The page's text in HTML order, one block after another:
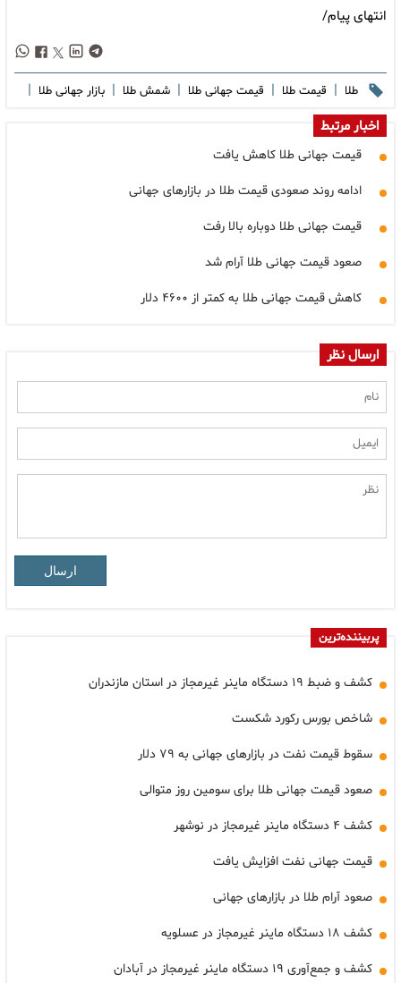
انتهای پیام/
طلا | قیمت طلا | قیمت جهانی طلا | شمش طلا | بازار جهانی طلا |
اخبار مرتبط
قیمت جهانی طلا کاهش یافت
ادامه روند صعودی قیمت طلا در بازارهای جهانی
قیمت جهانی طلا دوباره بالا رفت
صعود قیمت جهانی طلا آرام شد
کاهش قیمت جهانی طلا به کمتر از ۴۶۰۰ دلار
ارسال نظر
ارسال
پربیننده‌ترین
کشف و ضبط ۱۹ دستگاه ماینر غیرمجاز در استان مازندران
شاخص بورس رکورد شکست
سقوط قیمت نفت در بازارهای جهانی به ۷۹ دلار
صعود قیمت جهانی طلا برای سومین روز متوالی
کشف ۴ دستگاه ماینر غیرمجاز در نوشهر
قیمت جهانی نفت افزایش یافت
صعود آرام طلا در بازارهای جهانی
کشف ۱۸ دستگاه ماینر غیرمجاز در عسلویه
کشف و جمع‌آوری ۱۹ دستگاه ماینر غیرمجاز در آبادان